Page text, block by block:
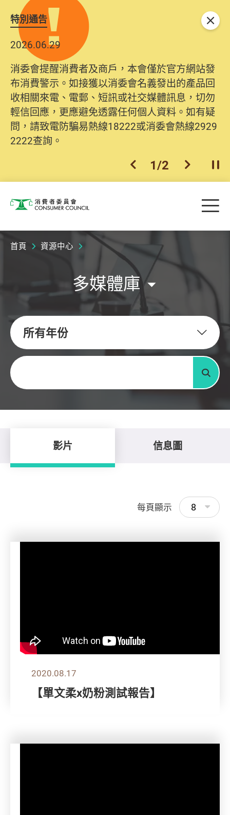
特別通告
2026.06.29
消委會提醒消費者及商戶，本會僅於官方網站發
布消費警示。如接獲以消委會名義發出的產品回
收相關來電、電郵、短訊或社交媒體訊息，切勿
輕信回應，更應避免透露任何個人資料。如有疑
問，請致電防騙易熱線18222或消委會熱線2929
2222查詢。
2025.10.31
為提升使用者體驗及網絡安全，本會的投訴處理
系統已經進行升級及推出新功能。由2025年11月
10日起，消費者需要提供基本聯絡資料（包括姓
名、電郵及電話）註冊帳戶，才可提交投訴、查
詢及建議。所有提交紀錄將清晰整合於帳戶中，
方便日後作出跟進。
上一個
2/2 下一個開
關閉
消費者委員會 目
首頁 資源中心
多媒體庫
所有年份
關鍵字
搜尋
影片 信息圖
每頁顯示 8
2020.08.17
【單文柔x奶粉測試報告】